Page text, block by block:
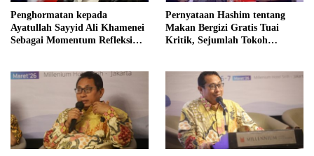
Penghormatan kepada
Ayatullah Sayyid Ali Khamenei
Sebagai Momentum Refleksi
bagi Indonesia
Pernyataan Hashim tentang
Makan Bergizi Gratis Tuai
Kritik, Sejumlah Tokoh